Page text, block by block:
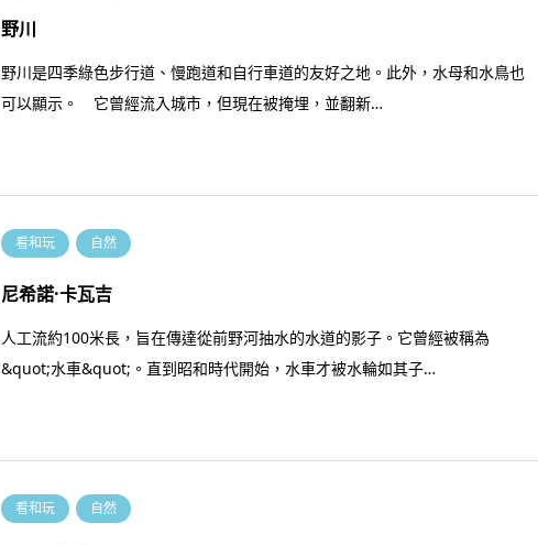
野川
野川是四季綠色步行道、慢跑道和自行車道的友好之地。此外，水母和水鳥也
可以顯示。 它曾經流入城市，但現在被掩埋，並翻新…
看和玩 自然
尼希諾·卡瓦吉
人工流約100米長，旨在傳達從前野河抽水的水道的影子。它曾經被稱為
&quot;水車&quot;。直到昭和時代開始，水車才被水輪如其子…
看和玩 自然